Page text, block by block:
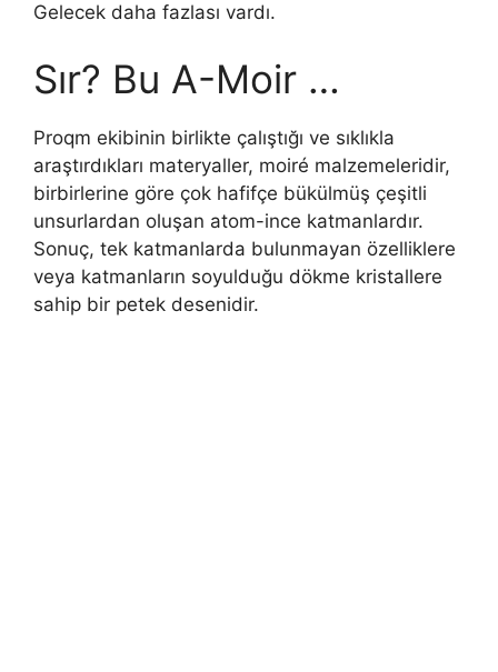
Gelecek daha fazlası vardı.
Sır? Bu A-Moir …
Proqm ekibinin birlikte çalıştığı ve sıklıkla
araştırdıkları materyaller, moiré malzemeleridir,
birbirlerine göre çok hafifçe bükülmüş çeşitli
unsurlardan oluşan atom-ince katmanlardır.
Sonuç, tek katmanlarda bulunmayan özelliklere
veya katmanların soyulduğu dökme kristallere
sahip bir petek desenidir.